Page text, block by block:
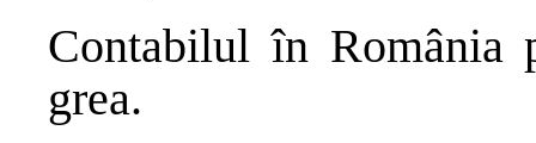
Contabilul în România
grea.